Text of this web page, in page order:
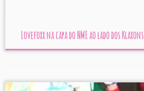
Lovefoxx na capa do NME ao lado dos Klaxons